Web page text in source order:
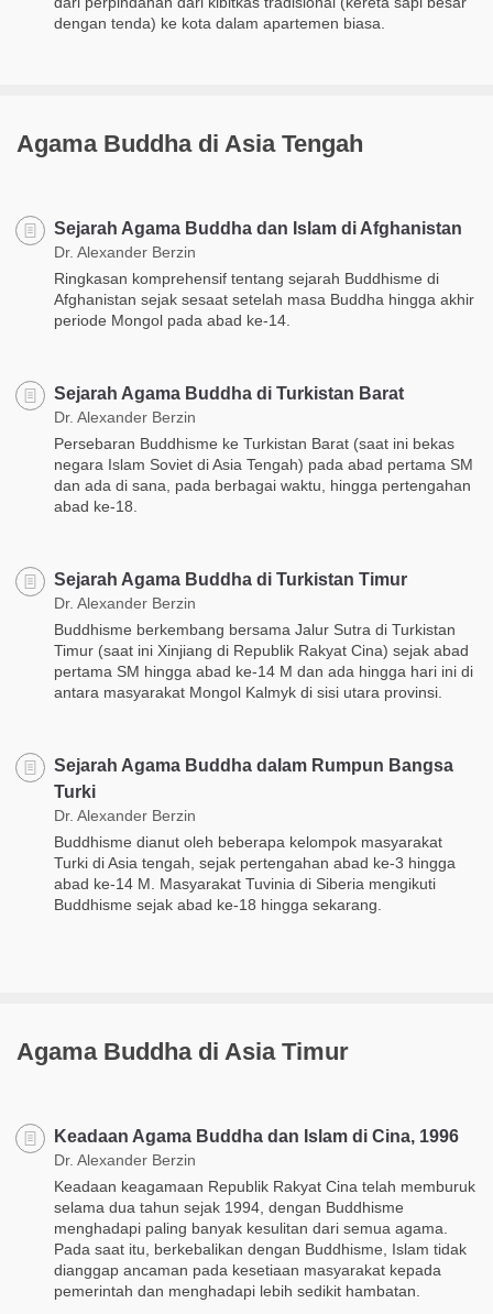
dengan tenda) ke kota dalam apartemen biasa.
Agama Buddha di Asia Tengah
Sejarah Agama Buddha dan Islam di Afghanistan
Dr. Alexander Berzin
Ringkasan komprehensif tentang sejarah Buddhisme di
Afghanistan sejak sesaat setelah masa Buddha hingga akhir
periode Mongol pada abad ke-14.
Sejarah Agama Buddha di Turkistan Barat
Dr. Alexander Berzin
Persebaran Buddhisme ke Turkistan Barat (saat ini bekas
negara Islam Soviet di Asia Tengah) pada abad pertama SM
dan ada di sana, pada berbagai waktu, hingga pertengahan
abad ke-18.
Sejarah Agama Buddha di Turkistan Timur
Dr. Alexander Berzin
Buddhisme berkembang bersama Jalur Sutra di Turkistan
Timur (saat ini Xinjiang di Republik Rakyat Cina) sejak abad
pertama SM hingga abad ke-14 M dan ada hingga hari ini di
antara masyarakat Mongol Kalmyk di sisi utara provinsi.
Sejarah Agama Buddha dalam Rumpun Bangsa
Turki
Dr. Alexander Berzin
Buddhisme dianut oleh beberapa kelompok masyarakat
Turki di Asia tengah, sejak pertengahan abad ke-3 hingga
abad ke-14 M. Masyarakat Tuvinia di Siberia mengikuti
Buddhisme sejak abad ke-18 hingga sekarang.
Agama Buddha di Asia Timur
Keadaan Agama Buddha dan Islam di Cina, 1996
Dr. Alexander Berzin
Keadaan keagamaan Republik Rakyat Cina telah memburuk
selama dua tahun sejak 1994, dengan Buddhisme
menghadapi paling banyak kesulitan dari semua agama.
Pada saat itu, berkebalikan dengan Buddhisme, Islam tidak
dianggap ancaman pada kesetiaan masyarakat kepada
pemerintah dan menghadapi lebih sedikit hambatan.